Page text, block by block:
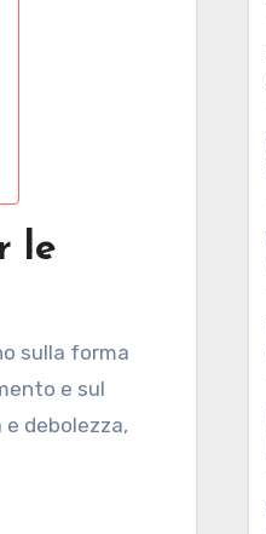
le
sulla forma
e sul
debolezza,